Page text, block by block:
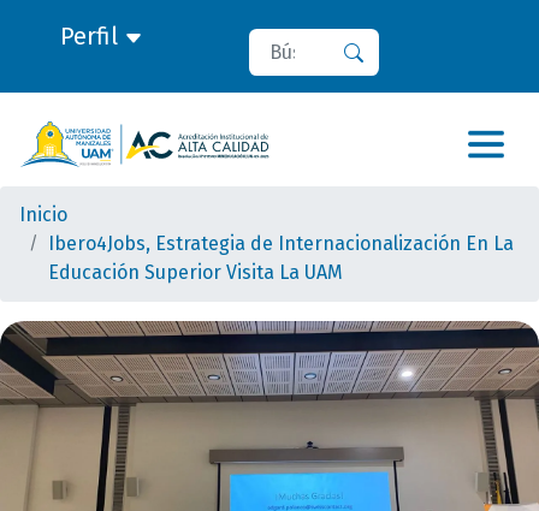
Perfil Buscar
Inicio
Ibero4Jobs, Estrategia de Internacionalización En La
Educación Superior Visita La UAM